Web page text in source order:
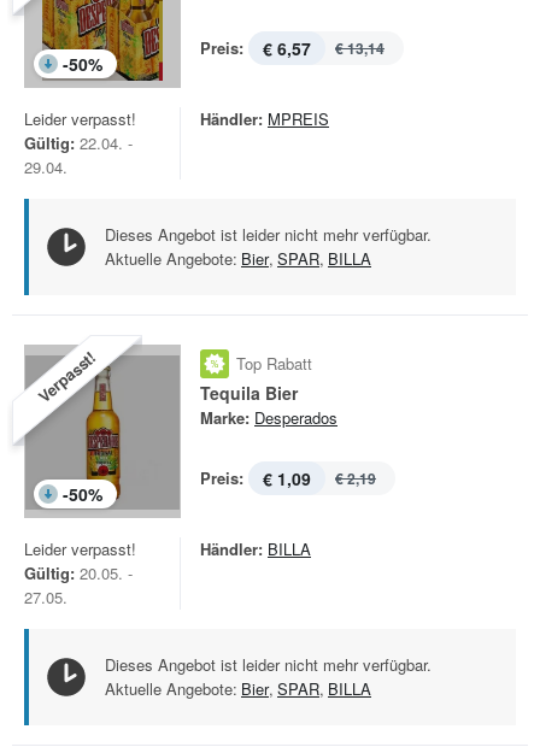
-50%
Preis: € 6,57 € 13,14
Leider verpasst!
Gültig: 22.04. -
29.04.
Händler: MPREIS
Dieses Angebot ist leider nicht mehr verfügbar.
Aktuelle Angebote: Bier, SPAR, BILLA
Verpasst!
-50%
Top Rabatt
Tequila Bier
Marke: Desperados
Preis: € 1,09 € 2,19
Leider verpasst!
Gültig: 20.05. -
27.05.
Händler: BILLA
Dieses Angebot ist leider nicht mehr verfügbar.
Aktuelle Angebote: Bier, SPAR, BILLA